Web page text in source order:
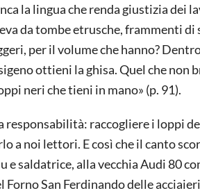
la lingua che renda giustizia dei
da tombe etrusche, frammenti
per il volume che hanno?
ottieni la ghisa. Quel che
neri che tieni in mano» (p. 91).
responsabilità: raccogliere i loppi
a noi lettori. E così che il canto
e saldatrice, alla vecchia Audi 80
San Ferdinando delle